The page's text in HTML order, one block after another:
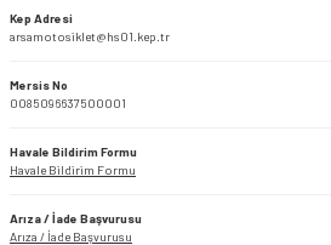
Kep Adresi
arsamotosiklet@hs01.kep.tr
Mersis No
0085096637500001
Havale Bildirim Formu
Havale Bildirim Formu
Arıza / İade Başvurusu
Arıza / İade Başvurusu